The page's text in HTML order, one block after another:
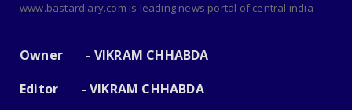
www.bastardiary.com is leading news portal of central india
Owner - VIKRAM CHHABDA
Editor - VIKRAM CHHABDA